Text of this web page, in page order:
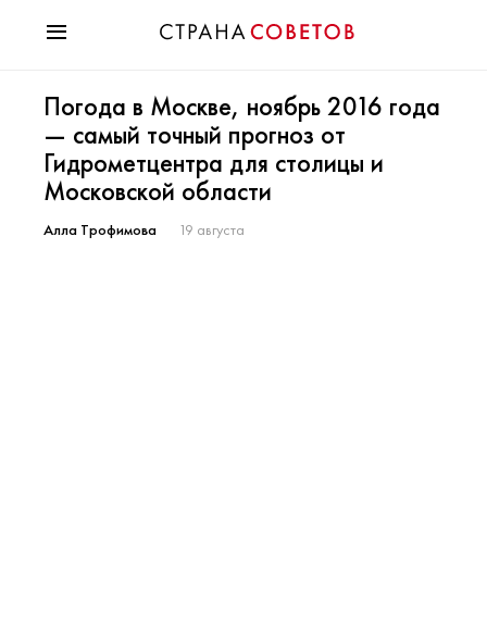
Мода
Звезды
Гороскопы
Здоровье
Психология
Погода в Москве, ноябрь 2016 года
— самый точный прогноз от
Гидрометцентра для столицы и
Московской области
Алла Трофимова 19 августа